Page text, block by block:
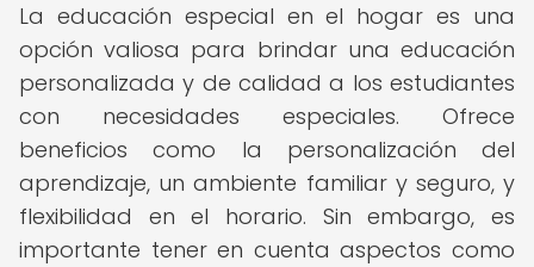
La educación especial en el hogar es una
opción valiosa para brindar una educación
personalizada y de calidad a los estudiantes
con necesidades especiales. Ofrece
beneficios como la personalización del
aprendizaje, un ambiente familiar y seguro, y
flexibilidad en el horario. Sin embargo, es
importante tener en cuenta aspectos como